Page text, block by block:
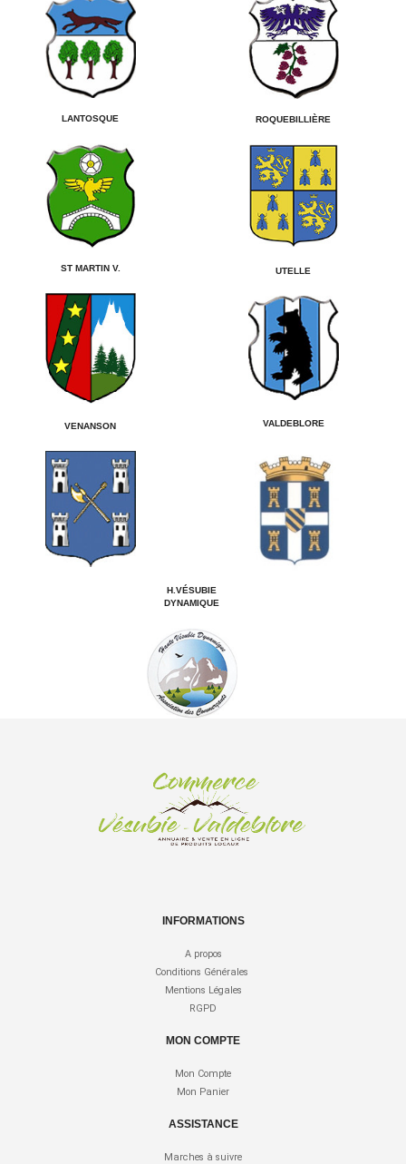
LANTOSQUE ROQUEBILLIÈRE
ST MARTIN V. UTELLE
VENANSON VALDEBLORE
H.VÉSUBIE
DYNAMIQUE
INFORMATIONS
A propos
Conditions Générales
Mentions Légales
RGPD
MON COMPTE
Mon Compte
Mon Panier
ASSISTANCE
Marches à suivre